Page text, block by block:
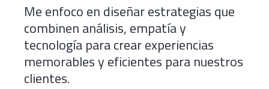
Me enfoco en diseñar estrategias que
combinen análisis, empatía y
tecnología paracrear experiencias
memorables y eficientes para nuestros
clientes.